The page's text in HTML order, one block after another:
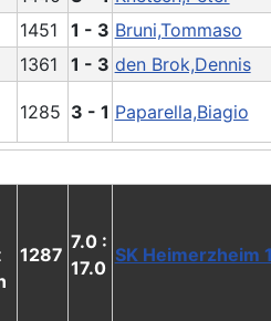
1451 1 - 3 Bruni,Tommaso
1361 1 - 3 den Brok,Dennis
1285 3 - 1 Paparella,Biagio
1287
7.0 :
17.0
SK Heimerzheim